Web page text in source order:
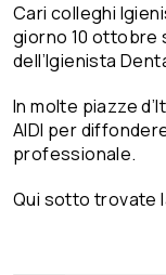
Cari colleghi
giorno 10 ottobre
dell’Igienista
In molte piazze
AIDI per
professionale.
Qui sotto trovate